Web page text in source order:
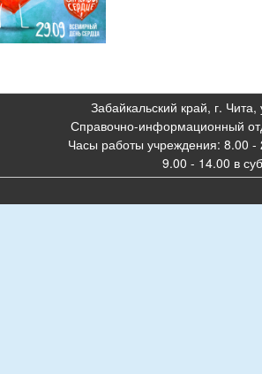
Забайкальский край, г. Чита,
Справочно-информационный
Часы работы учреждения: 8.00 -
9.00 - 14.00 в